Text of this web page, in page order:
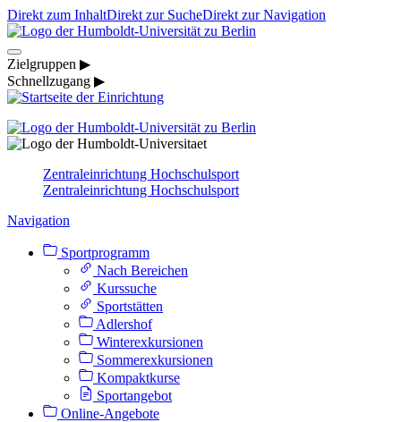
Direkt zum InhaltDirekt zur SucheDirekt zur Navigation
Zielgruppen ▶
Schnellzugang ▶
Zentraleinrichtung Hochschulsport
Zentraleinrichtung Hochschulsport
Navigation
Sportprogramm
Nach Bereichen
Kurssuche
Sportstätten
Adlershof
Winterexkursionen
Sommerexkursionen
Kompaktkurse
Sportangebot
Online-Angebote